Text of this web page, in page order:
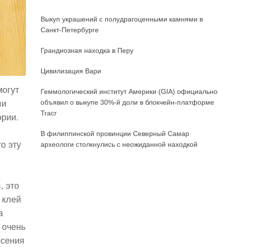
эту
это
Выкуп украшений с полудрагоценными камнями в
Санкт-Петербурге
Грандиозная находка в Перу
Цивилизация Вари
Геммологический институт Америки (GIA) официально
объявил о выкупе 30%-й доли в блокчейн-платформе
Tracr
В филиппинской провинции Северный Самар
археологи столкнулись с неожиданной находкой